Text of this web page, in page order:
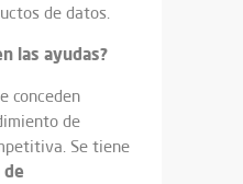
de datos.
las ayudas?
conceden
de
Se tiene